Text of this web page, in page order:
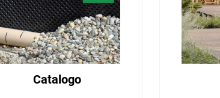
Catalogo